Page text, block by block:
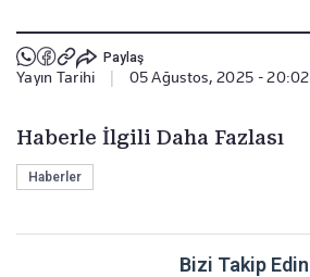
Paylaş
Yayın Tarihi 05 Ağustos, 2025 - 20:02
Haberle İlgili Daha Fazlası
Haberler
Bizi Takip Edin